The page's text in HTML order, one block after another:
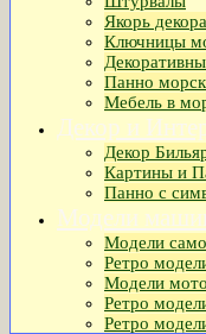
Якорь
Ключницы
Панно
Мебель в
Декор и
Декор
Картины и
Панно с
Модели
Модели
Ретро
Модели
Ретро
Ретро